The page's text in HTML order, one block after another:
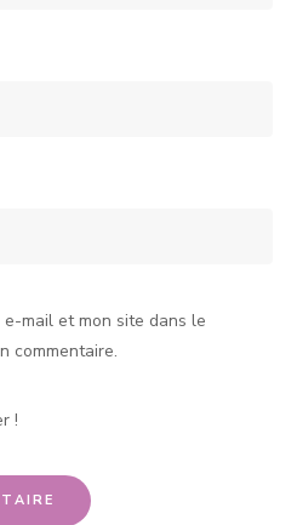
mail et mon site dans le
commentaire.
!